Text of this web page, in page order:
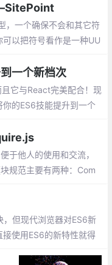
，一个确保不会和其它符
以把符号看作是一种UU
一个新档次
它与React完美配合！现
的ES6技能提升到一个
于他人的使用和交流，
规范主要有两种：Com
但现代浏览器对ES6新
使用ES6的新特性就得